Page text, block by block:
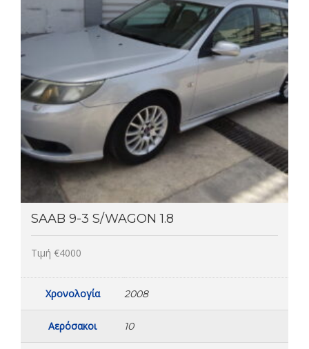
SAAB 9-3 S/WAGON 1.8
Τιμή €4000
Χρονολογία 2008
Αερόσακοι 10